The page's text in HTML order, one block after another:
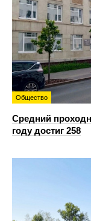
Общество
Средний
году достиг 258